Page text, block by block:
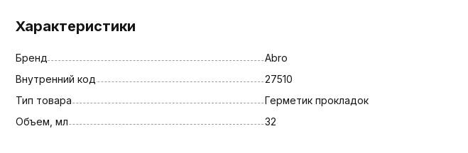
Характеристики
Бренд
Abro
Внутренний код
27510
Тип товара
Герметик прокладок
Объем, мл
32